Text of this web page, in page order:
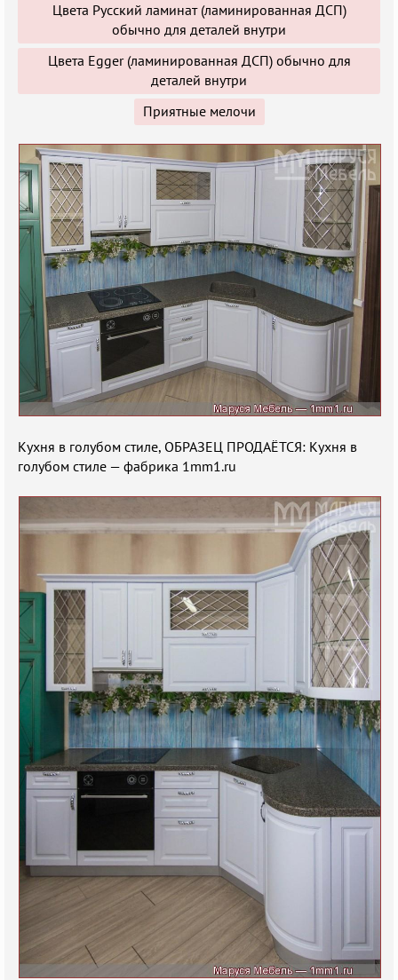
Цвета Русский ламинат (ламинированная ДСП)
обычно для деталей внутри
Цвета Egger (ламинированная ДСП) обычно для
деталей внутри
Приятные мелочи
Кухня в голубом стиле, ОБРАЗЕЦ ПРОДАЁТСЯ: Кухня в
голубом стиле — фабрика 1mm1.ru